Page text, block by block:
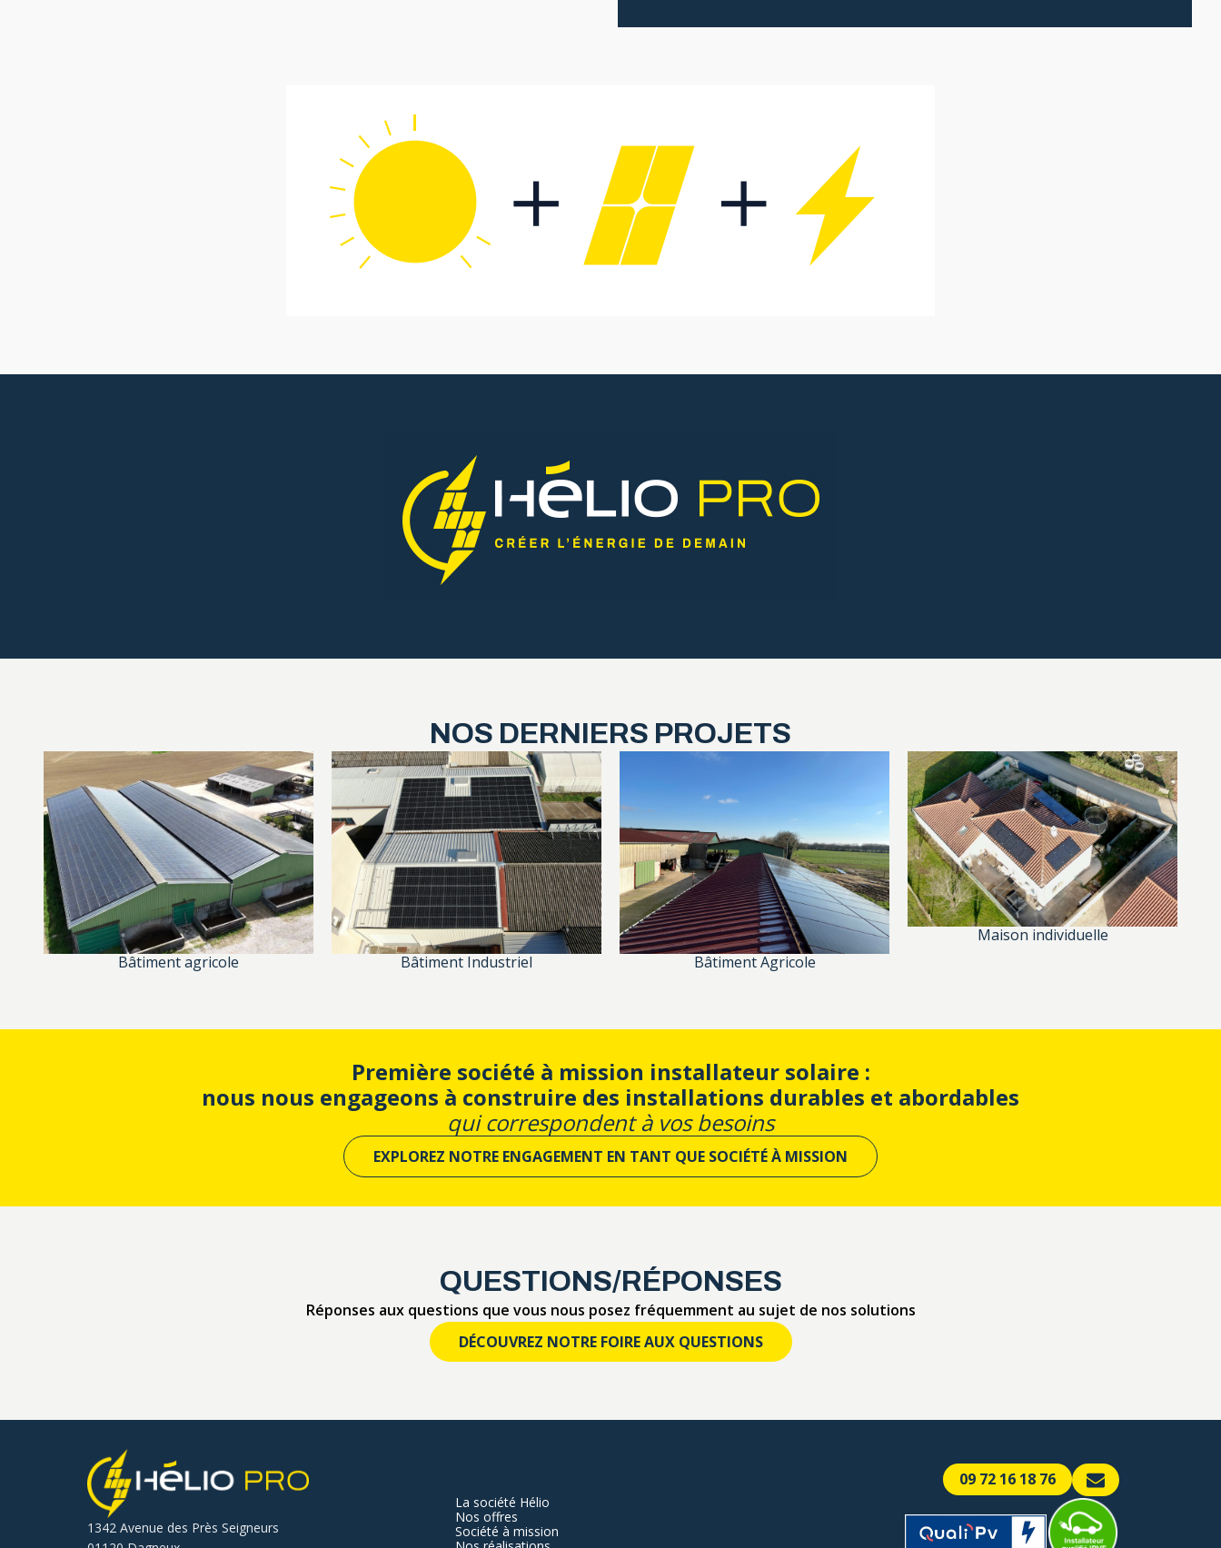
NOS DERNIERS PROJETS
Bâtiment agricole Bâtiment Industriel Bâtiment Agricole
Maison individuelle
Première société à mission installateur solaire :
nous nous engageons à construire des installations durables et abordables
qui correspondent à vos besoins
EXPLOREZ NOTRE ENGAGEMENT EN TANT QUE SOCIÉTÉ À MISSION
QUESTIONS/RÉPONSES
Réponses aux questions que vous nous posez fréquemment au sujet de nos solutions
DÉCOUVREZ NOTRE FOIRE AUX QUESTIONS
1342 Avenue des Près Seigneurs
La société Hélio
Nos offres
Société à mission
09 72 16 18 76